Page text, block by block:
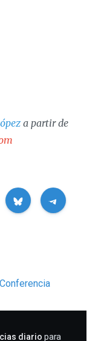
a partir de
Conferencia
diario para